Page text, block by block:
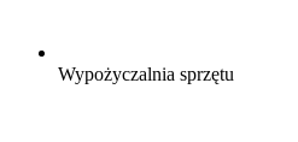
Wypożyczalnia sprzętu